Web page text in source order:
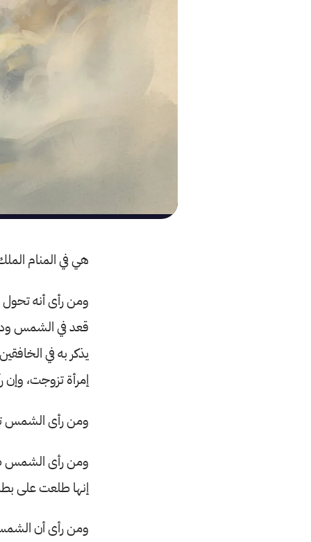
هي في المنام
ومن رأى أنه
قعد في الشمس
يذكر به في
إمرأة تزوجت،
ومن رأى الشمس
ومن رأى الشمس
إنها طلعت على
ومن رأى أن